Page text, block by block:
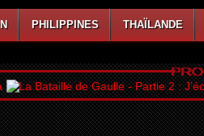
PHILIPPINES THAÏLANDE